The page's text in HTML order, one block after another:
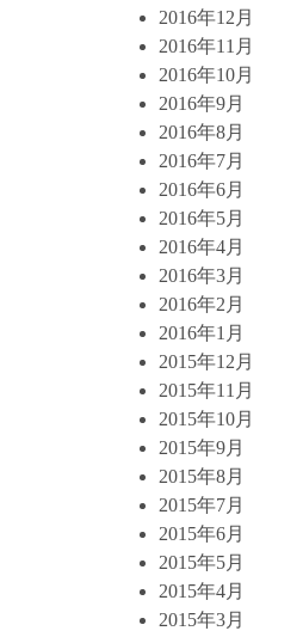
2016年12月
2016年11月
2016年10月
2016年9月
2016年8月
2016年7月
2016年6月
2016年5月
2016年4月
2016年3月
2016年2月
2016年1月
2015年12月
2015年11月
2015年10月
2015年9月
2015年8月
2015年7月
2015年6月
2015年5月
2015年4月
2015年3月